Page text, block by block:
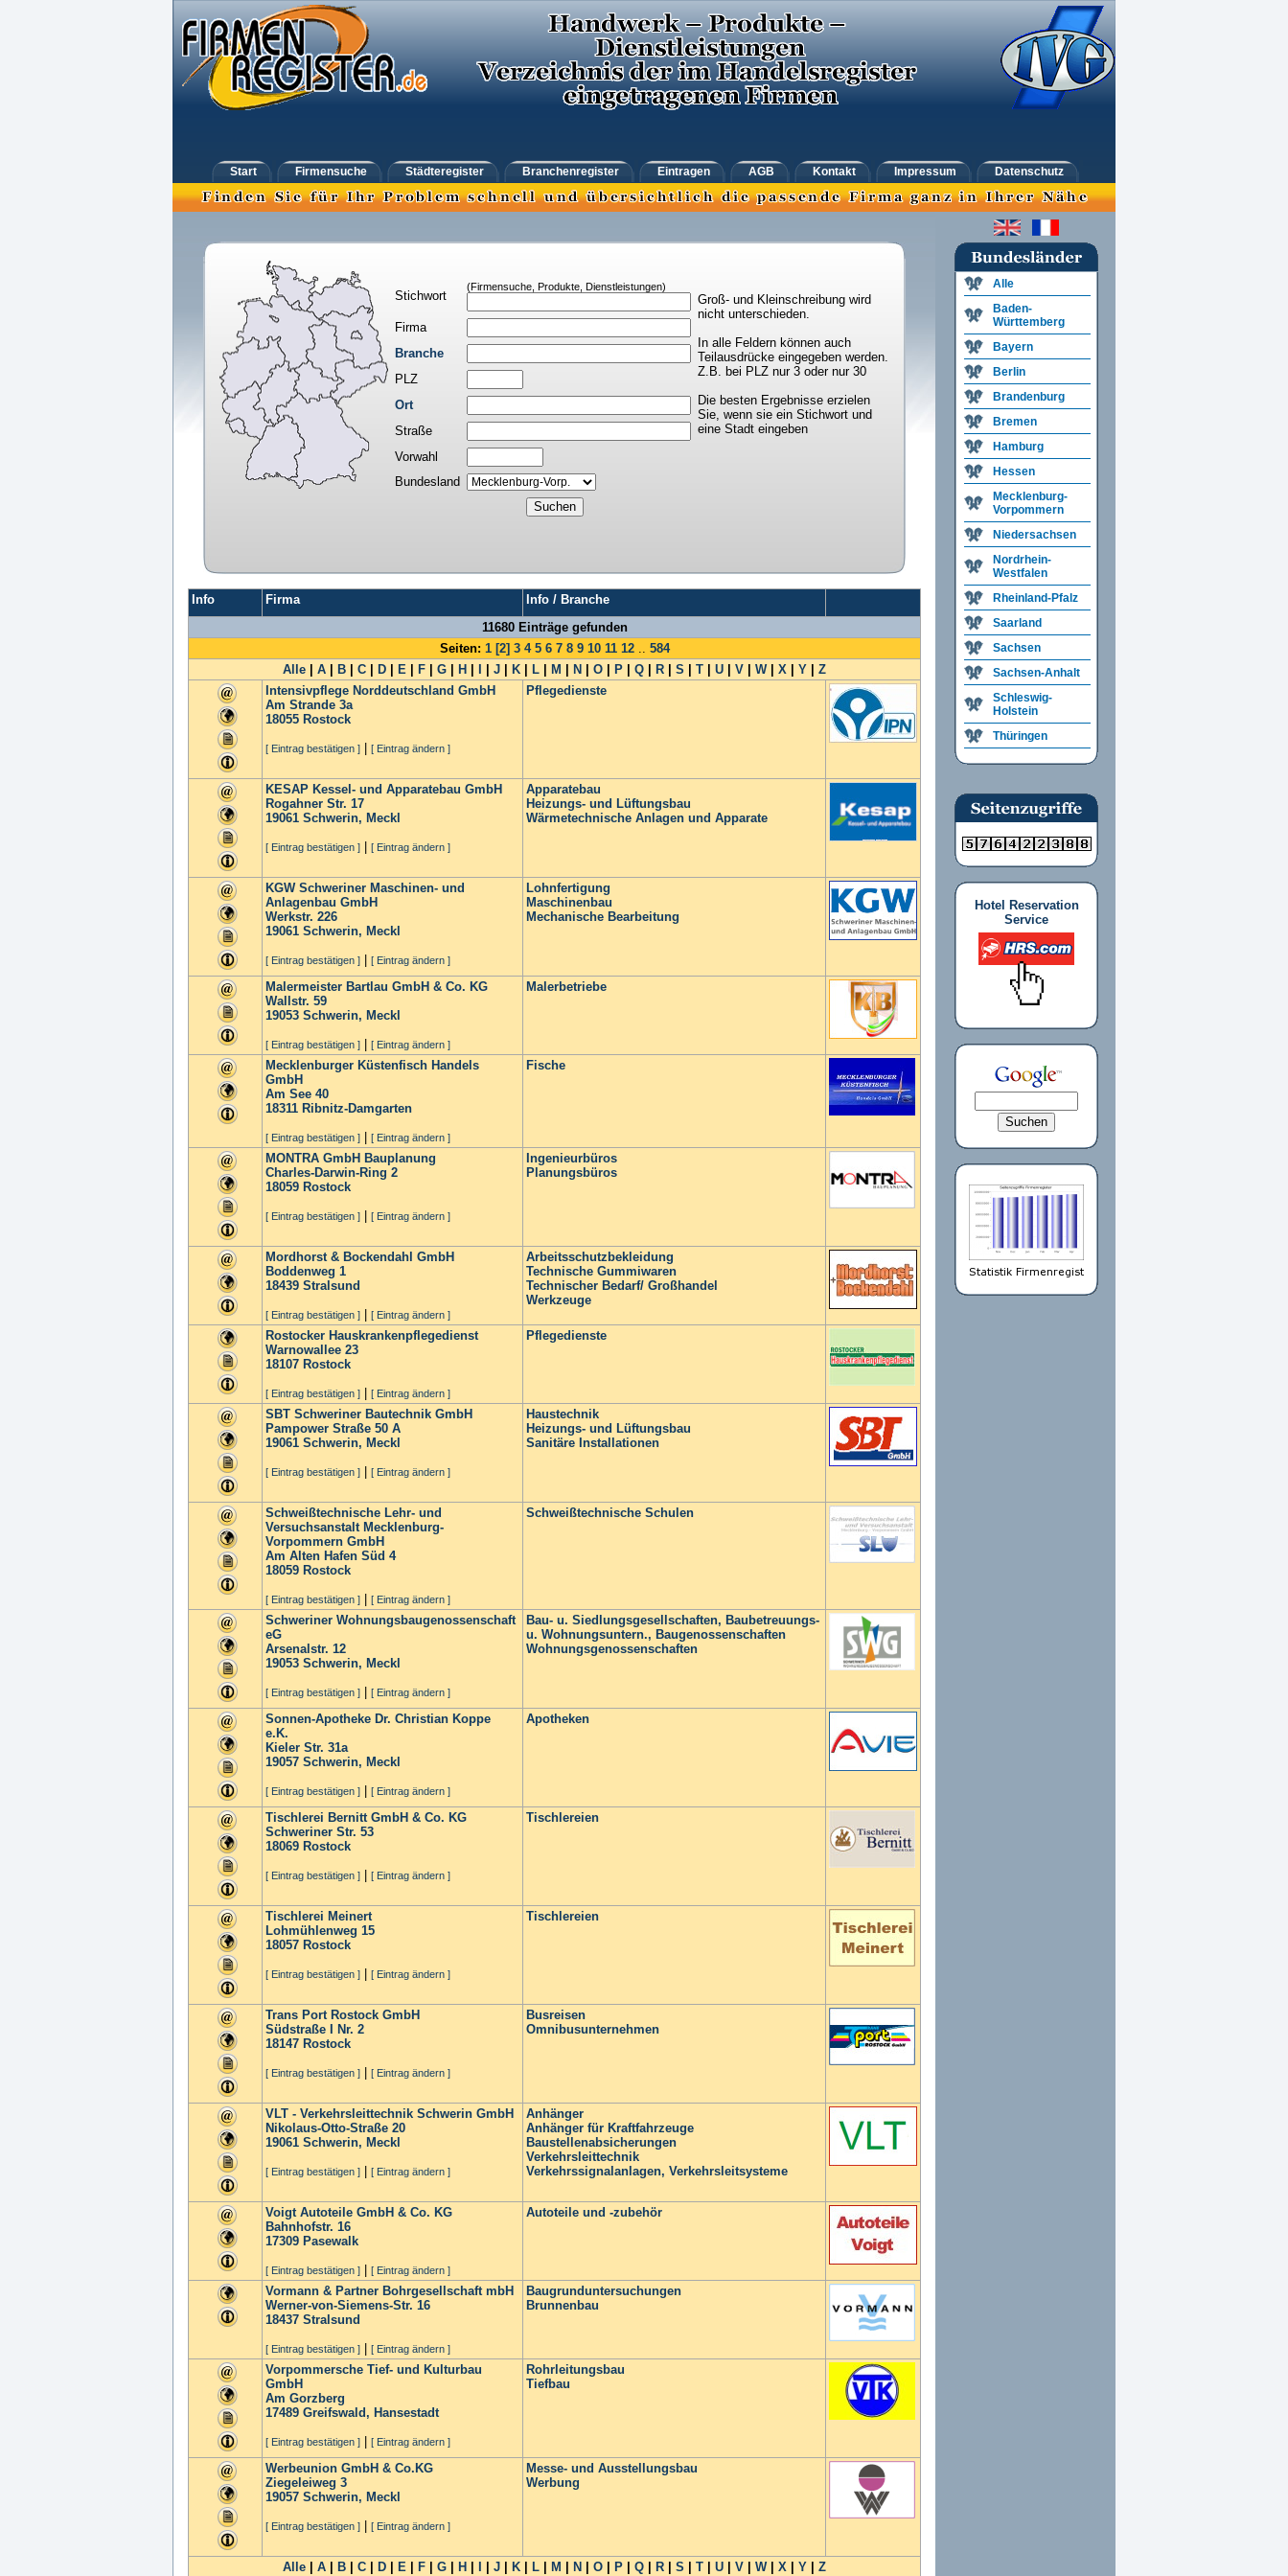
Start Firmensuche Städteregister Branchenregister Eintragen AGB Kontakt Impressum Datenschutz
Stichwort
(Firmensuche, Produkte, Dienstleistungen)
Groß- und Kleinschreibung wird
nicht unterschieden.
In alle Feldern können auch
Teilausdrücke eingegeben werden.
Z.B. bei PLZ nur 3 oder nur 30
Die besten Ergebnisse erzielen
Sie, wenn sie ein Stichwort und
eine Stadt eingeben
Firma
Branche
PLZ
Ort
Straße
Vorwahl
Bundesland
Info Firma
Info / Branche
11680 Einträge gefunden
Seiten: 1 [2] 3 4 5 6 7 8 9 10 11 12.. 584
Alle
A B C D E F G H J K L M N O P Q R S T U V W| X Y
Z
Intensivpflege Norddeutschland GmbH
Am Strande 3a
18055 Rostock
[ Eintrag bestätigen ] [ Eintrag ändern ]
Pflegedienste
KESAP Kessel- und Apparatebau GmbH
Rogahner Str. 17
19061 Schwerin, Meckl
[ Eintrag bestätigen ] [ Eintrag ändern ]
Apparatebau
Heizungs- und Lüftungsbau
Wärmetechnische Anlagen und Apparate
KGW Schweriner Maschinen- und
Anlagenbau GmbH
Werkstr. 226
19061 Schwerin, Meckl
[ Eintrag bestätigen ] [ Eintrag ändern ]
Lohnfertigung
Maschinenbau
Mechanische Bearbeitung
Malermeister Bartlau GmbH & Co. KG
Wallstr. 59
19053 Schwerin, Meckl
[ Eintrag bestätigen ] [ Eintrag ändern ]
Malerbetriebe
Mecklenburger Küstenfisch Handels
GmbH
Am See 40
18311 Ribnitz-Damgarten
[ Eintrag bestätigen ] [ Eintrag ändern ]
Fische
MONTRA GmbH Bauplanung
Charles-Darwin-Ring 2
18059 Rostock
[ Eintrag bestätigen ] [ Eintrag ändern ]
Ingenieurbüros
Planungsbüros
Mordhorst & Bockendahl GmbH
Boddenweg 1
18439 Stralsund
[ Eintrag bestätigen ] [ Eintrag ändern ]
Arbeitsschutzbekleidung
Technische Gummiwaren
Technischer Bedarf/ Großhandel
Werkzeuge
Rostocker Hauskrankenpflegedienst
Warnowallee 23
18107 Rostock
[ Eintrag bestätigen ] [ Eintrag ändern ]
Pflegedienste
SBT Schweriner Bautechnik GmbH
Pampower Straße 50 A
19061 Schwerin, Meckl
[ Eintrag bestätigen ] [ Eintrag ändern ]
Haustechnik
Heizungs- und Lüftungsbau
Sanitäre Installationen
Schweißtechnische Lehr- und
Versuchsanstalt Mecklenburg-
Vorpommern GmbH
Am Alten Hafen Süd 4
18059 Rostock
[ Eintrag bestätigen ] [ Eintrag ändern ]
Schweißtechnische Schulen
Schweriner Wohnungsbaugenossenschaft
eG
Arsenalstr. 12
19053 Schwerin, Meckl
[ Eintrag bestätigen ] [ Eintrag ändern ]
Bau- u. Siedlungsgesellschaften, Baubetreuungs-
u. Wohnungsuntern., Baugenossenschaften
Wohnungsgenossenschaften
Sonnen-Apotheke Dr. Christian Koppe
e.K.
Kieler Str. 31a
19057 Schwerin, Meckl
[ Eintrag bestätigen ] [ Eintrag ändern ]
Apotheken
Tischlerei Bernitt GmbH & Co. KG
Schweriner Str. 53
18069 Rostock
[ Eintrag bestätigen ] [ Eintrag ändern ]
Tischlereien
Tischlerei Meinert
Lohmühlenweg 15
18057 Rostock
[ Eintrag bestätigen ] [ Eintrag ändern ]
Tischlereien
Trans Port Rostock GmbH
Südstraße I Nr. 2
18147 Rostock
[ Eintrag bestätigen ] [ Eintrag ändern ]
Busreisen
Omnibusunternehmen
VLT - Verkehrsleittechnik Schwerin GmbH
Nikolaus-Otto-Straße 20
19061 Schwerin, Meckl
[ Eintrag bestätigen ] [ Eintrag ändern ]
Anhänger
Anhänger für Kraftfahrzeuge
Baustellenabsicherungen
Verkehrsleittechnik
Verkehrssignalanlagen, Verkehrsleitsysteme
Voigt Autoteile GmbH & Co. KG
Bahnhofstr. 16
17309 Pasewalk
[ Eintrag bestätigen ] [ Eintrag ändern ]
Autoteile und -zubehör
Vormann & Partner Bohrgesellschaft mbH
Werner-von-Siemens-Str. 16
18437 Stralsund
[ Eintrag bestätigen ] [ Eintrag ändern ]
Baugrunduntersuchungen
Brunnenbau
Vorpommersche Tief- und Kulturbau
GmbH
Am Gorzberg
17489 Greifswald, Hansestadt
[ Eintrag bestätigen ] [ Eintrag ändern ]
Rohrleitungsbau
Tiefbau
Werbeunion GmbH & Co.KG
Ziegeleiweg 3
19057 Schwerin, Meckl
[ Eintrag bestätigen ] [ Eintrag ändern ]
Messe- und Ausstellungsbau
Werbung
Alle A B C D E F G H J K L M N O P Q R S T U V W| X Y Z
Alle
Baden-
Württemberg
Bayern
Berlin
Brandenburg
Bremen
Hamburg
Hessen
Mecklenburg-
Vorpommern
Niedersachsen
Nordrhein-
Westfalen
Rheinland-Pfalz
Saarland
Sachsen
Sachsen-Anhalt
Schleswig-
Holstein
Thüringen
Hotel Reservation
Service